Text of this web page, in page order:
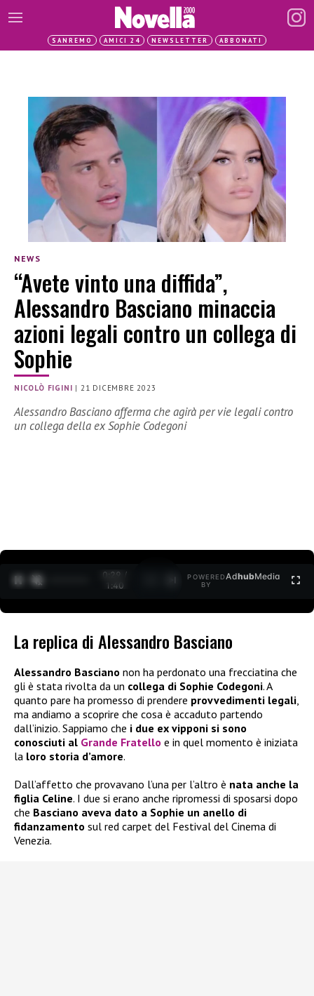
SANREMO AMICI 24 NEWSLETTER ABBONATI
NEWS
“Avete vinto una diffida”,
Alessandro Basciano minaccia
azioni legali contro un collega di
Sophie
NICOLÒ FIGINI | 21 DICEMBRE 2023
Alessandro Basciano afferma che agirà per vie legali contro
un collega della ex Sophie Codegoni
0:30 /
1:40
POWERED
BY
AdhubMedia
La replica di Alessandro Basciano
Alessandro Basciano non ha perdonato una frecciatina che
gli è stata rivolta da un collega di Sophie Codegoni. A
quanto pare ha promesso di prendere provvedimenti legali,
ma andiamo a scoprire che cosa è accaduto partendo
dall’inizio. Sappiamo che i due ex vipponi si sono
conosciuti al Grande Fratello e in quel momento è iniziata
la loro storia d’amore.
Dall’affetto che provavano l’una per l’altro è nata anche la
figlia Celine. I due si erano anche ripromessi di sposarsi dopo
che Basciano aveva dato a Sophie un anello di
fidanzamento sul red carpet del Festival del Cinema di
Venezia.